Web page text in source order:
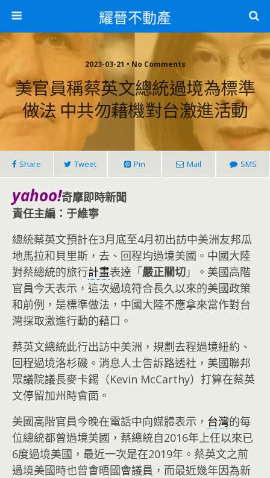
耀晉不動產
2023-03-21 • No Comments
美官員稱蔡英文總統過境為標準
做法 中共勿藉機對台激進活動
Share Tweet Pin Mail SMS
yahoo!奇摩即時新聞
責任主編：于維寧
總統蔡英文預計在3月底至4月初出訪中美洲友邦瓜
地馬拉和貝里斯，去、回程均過境美國。中國大陸
對蔡總統的旅行計畫表達「嚴正關切 」。美國高階
官員今天表示，這次過境符合長久以來的美國政策
和前例，是標準做法，中國大陸不應拿來當作對台
灣採取激進行動的藉口。
蔡英文總統此行出訪中美洲，規劃去程過境紐約、
回程過境洛杉磯。消息人士告訴路透社，美國聯邦
眾議院議長麥卡錫（Kevin McCarthy）打算在蔡英
文停留加州時會面。
美國高階官員今晚在電話中向媒體表示， 台灣的每
位總統都曾過境美國，蔡總統自2016年上任以來已
6度過境美國，最近一次是在2019年。蔡英文之前
過境美國時也曾會晤國會議員，而最近幾年因為新